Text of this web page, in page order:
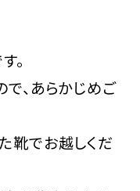
。
、あらかじめご
靴でお越しくだ